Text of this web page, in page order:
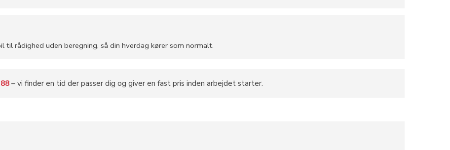
til rådighed uden beregning, så din hverdag kører som normalt.
– vi finder en tid der passer dig og giver en fast pris inden arbejdet starter.